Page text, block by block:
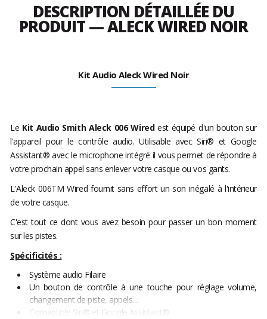
DESCRIPTION DÉTAILLÉE DU
PRODUIT — ALECK WIRED NOIR
Kit Audio Aleck Wired Noir
Le Kit Audio Smith Aleck 006 Wiredest équipé d'un bouton sur
l'appareil pour le contrôle audio. Utilisable avec Siri® et Google
Assistant® avec le microphone intégré il vous permet de répondre à
votre prochain appel sans enlever votre casque ou vos gants.
L'Aleck 006TM Wired fournit sans effort un son inégalé à l'intérieur
de votre casque.
C'est tout ce dont vous avez besoin pour passer un bon moment
sur les pistes.
Spécificités :
Système audio Filaire
Un bouton de contrôle à une touche pour réglage volume,
changement de piste, appels....
Comaptible Siri® et Google Assistant®